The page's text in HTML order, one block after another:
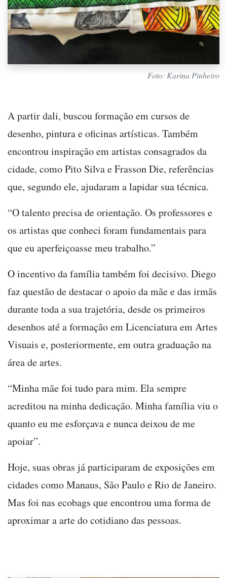
Foto: Karina Pinheiro
A partir dali, buscou formação em cursos de
desenho, pintura e oficinas artísticas. Também
encontrou inspiração em artistas consagrados da
cidade, como Pito Silva e Frasson Die, referências
que, segundo ele, ajudaram a lapidar sua técnica.
“O talento precisa de orientação. Os professores e
os artistas que conheci foram fundamentais para
que eu aperfeiçoasse meu trabalho.”
O incentivo da família também foi decisivo. Diego
faz questão de destacar o apoio da mãe e das irmãs
durante toda a sua trajetória, desde os primeiros
desenhos até a formação em Licenciatura em Artes
Visuais e, posteriormente, em outra graduação na
área de artes.
“Minha mãe foi tudo para mim. Ela sempre
acreditou na minha dedicação. Minha família viu o
quanto eu me esforçava e nunca deixou de me
apoiar”.
Hoje, suas obras já participaram de exposições em
cidades como Manaus, São Paulo e Rio de Janeiro.
Mas foi nas ecobags que encontrou uma forma de
aproximar a arte do cotidiano das pessoas.